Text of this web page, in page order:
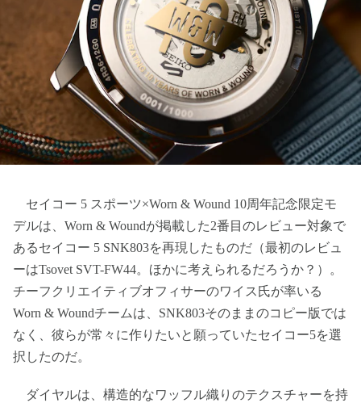
セイコー 5 スポーツ×Worn & Wound 10周年記念限定モ
デルは、Worn & Woundが掲載した2番目のレビュー対象で
あるセイコー 5 SNK803を再現したものだ（最初のレビュ
ーはTsovet SVT-FW44。ほかに考えられるだろうか？）。
チーフクリエイティブオフィサーのワイス氏が率いる
Worn & Woundチームは、SNK803そのままのコピー版では
なく、彼らが常々に作りたいと願っていたセイコー5を選
択したのだ。
ダイヤルは、構造的なワッフル織りのテクスチャーを持